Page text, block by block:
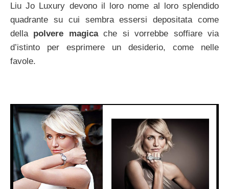
Liu Jo Luxury devono il loro nome al loro splendido
quadrante su cui sembra essersi depositata come
della polvere magicache si vorrebbe soffiare via
d’istinto per esprimere un desiderio, come nelle
favole.